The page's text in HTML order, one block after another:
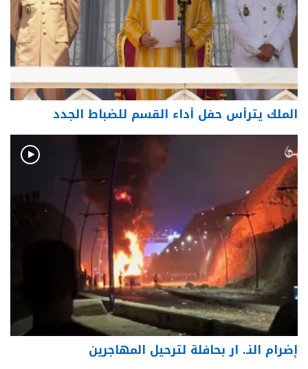
الملك يترأس حفل أداء القسم للضباط الجدد
إضرام النـ. ار بحافلة لترحيل المهاجرين